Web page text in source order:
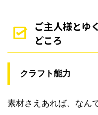
ご主人様とゆ
どころ
クラフト能力
素材さえあれば、なん